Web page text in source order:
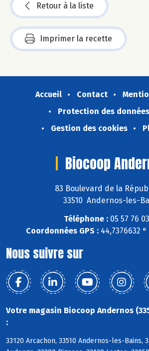
Retour à la liste
Imprimer la recette
Accueil Contact
Protection des données
Gestion des cookies
Biocoop
83 Boulevard de la
33510 Andernos-les-
Téléphone :05 57 76
Coordonnées GPS : 44,7376632
Nous suivre sur
Votre magasin Biocoop Andernos
:
33120 Arcachon, 33510 Andernos-les-Bains,